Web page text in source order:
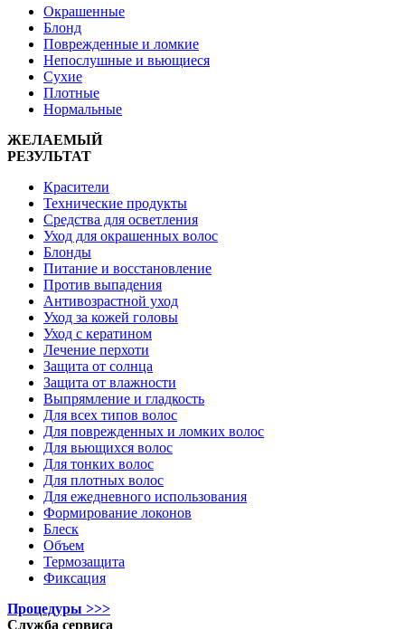
Окрашенные
Блонд
Поврежденные и ломкие
Непослушные и вьющиеся
Сухие
Плотные
Нормальные
ЖЕЛАЕМЫЙ
РЕЗУЛЬТАТ
Красители
Технические продукты
Средства для осветления
Уход для окрашенных волос
Блонды
Питание и восстановление
Против выпадения
Антивозрастной уход
Уход за кожей головы
Уход с кератином
Лечение перхоти
Защита от солнца
Защита от влажности
Выпрямление и гладкость
Для всех типов волос
Для поврежденных и ломких волос
Для вьющихся волос
Для тонких волос
Для плотных волос
Для ежедневного использования
Формирование локонов
Блеск
Объем
Термозащита
Фиксация
Процедуры >>>
Служба сервиса